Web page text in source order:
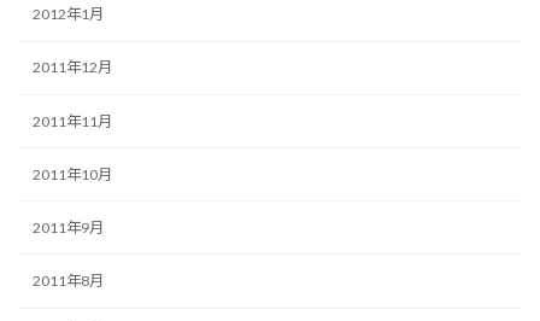
2012年1月
2011年12月
2011年11月
2011年10月
2011年9月
2011年8月